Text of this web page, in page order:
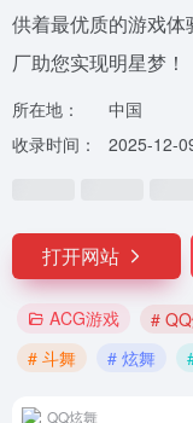
供着最优质的游戏
厂助您实现明星梦！
所在地：
中国
收录时间：
2025-12-
打开网站
ACG游戏 #
# 斗舞
# 炫舞
QQ炫舞